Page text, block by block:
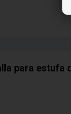
para estufa